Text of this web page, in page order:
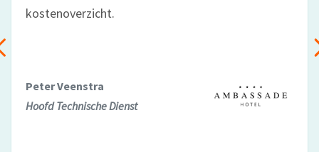
kostenoverzicht.
Peter Veenstra
Hoofd Technische Dienst